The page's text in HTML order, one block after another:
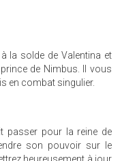
la solde de Valentina et
de Nimbus. Il vous
en combat singulier.
passer pour la reine de
son pouvoir sur le